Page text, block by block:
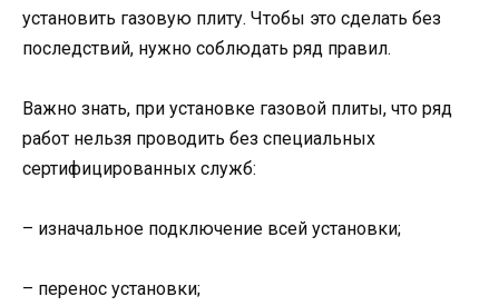
установить газовую плиту. Чтобы это сделать без
последствий, нужно соблюдать ряд правил.
Важно знать, при установке газовой плиты, что ряд
работ нельзя проводить без специальных
сертифицированных служб:
– изначальное подключение всей установки;
– перенос установки;